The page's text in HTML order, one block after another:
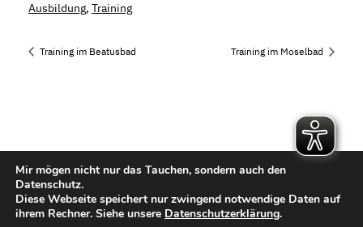
Ausbildung, Training
Training im Beatusbad Training im Moselbad
Kontakt
Impressum
Datenschutzerklärung
Mir mögen nicht nur das Tauchen, sondern auch den
Datenschutz.
Diese Webseite speichert nur zwingend notwendige Daten auf
ihrem Rechner. Siehe unsere Datenschutzerklärung.